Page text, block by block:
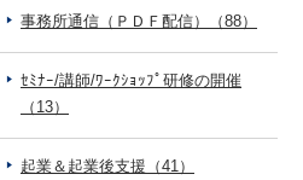
事務所通信（ＰＤＦ配信）（88）
ｾﾐﾅｰ/講師/ﾜｰｸｼｮｯﾌﾟ研修の開催
（13）
起業＆起業後支援（41）